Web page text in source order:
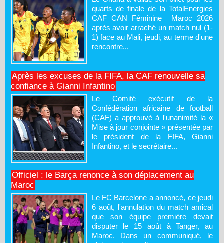
quarts de finale de la TotalEnergies
CAF CAN Féminine Maroc 2026
après avoir arraché un match nul (1-
1) face au Mali, jeudi, au terme d'une
rencontre...
Après les excuses de la FIFA, la CAF renouvelle sa
confiance à Gianni Infantino
Le Comité exécutif de la
Confédération africaine de football
(CAF) a approuvé à l'unanimité la «
Mise à jour conjointe » présentée par
le président de la FIFA, Gianni
Infantino, et le secrétaire...
Officiel : le Barça renonce à son déplacement au
Maroc
Le FC Barcelone a annoncé, ce jeudi
6 août, l'annulation du match amical
que son équipe première devait
disputer le 15 août à Tanger, au
Maroc. Dans un communiqué, le